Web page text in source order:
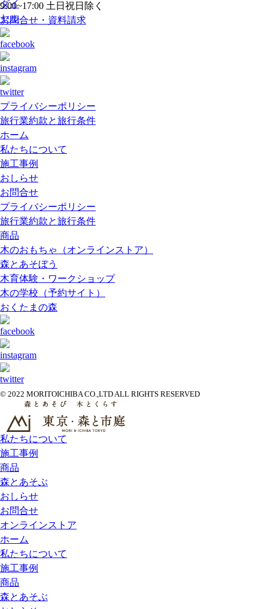
9:00~17:00 土日祝日除く
お問合せ・資料請求
プライバシーポリシー
旅行業約款と旅行条件
ホーム
私たちについて
施工事例
おしらせ
お問合せ
プライバシーポリシー
旅行業約款と旅行条件
商品
木のおもちゃ（オンラインストア）
森とあそぼう
木育体験・ワークショップ
木の学校（予約サイト）
おくたまの森
© 2022 MORITOICHIBA CO.,LTD ALL RIGHTS RESERVED
私たちについて
施工事例
商品
森とあそぶ
おしらせ
お問合せ
オンラインストア
ホーム
私たちについて
施工事例
商品
森とあそぶ